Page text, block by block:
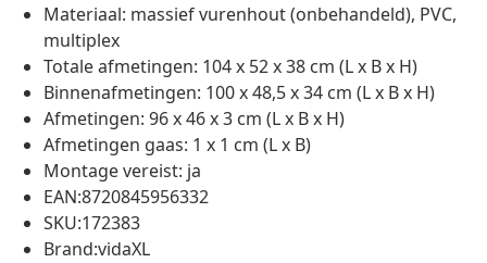
Materiaal: massief vurenhout (onbehandeld), PVC,
multiplex
Totale afmetingen: 104 x 52 x 38 cm (L x B x H)
Binnenafmetingen: 100 x 48,5 x 34 cm (L x B x H)
Afmetingen: 96 x 46 x 3 cm (L x B x H)
Afmetingen gaas: 1 x 1 cm (L x B)
Montage vereist: ja
EAN:8720845956332
SKU:172383
Brand:vidaXL